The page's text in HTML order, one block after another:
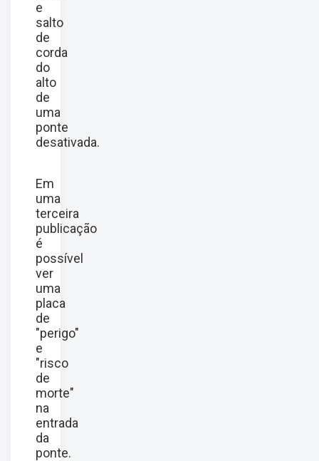
e
salto
de
corda
do
alto
de
uma
ponte
desativada.
Em
uma
terceira
publicação
é
possível
ver
uma
placa
de
"perigo"
e
"risco
de
morte"
na
entrada
da
ponte.